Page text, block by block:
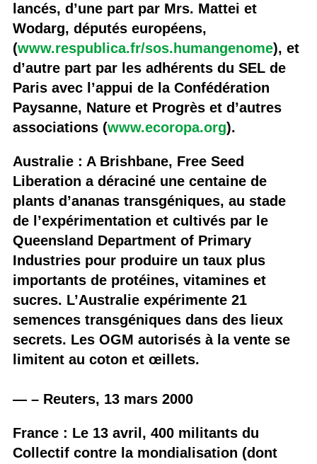
lancés, d’une part par Mrs. Mattei et
Wodarg, députés européens,
(www.respublica.fr/sos.humangenome), et
d’autre part par les adhérents du SEL de
Paris avec l’appui de la Confédération
Paysanne, Nature et Progrès et d’autres
associations (www.ecoropa.org).
Australie : A Brishbane, Free Seed
Liberation a déraciné une centaine de
plants d’ananas transgéniques, au stade
de l’expérimentation et cultivés par le
Queensland Department of Primary
Industries pour produire un taux plus
importants de protéines, vitamines et
sucres. L’Australie expérimente 21
semences transgéniques dans des lieux
secrets. Les OGM autorisés à la vente se
limitent au coton et œillets.
— – Reuters, 13 mars 2000
France : Le 13 avril, 400 militants du
Collectif contre la mondialisation (dont